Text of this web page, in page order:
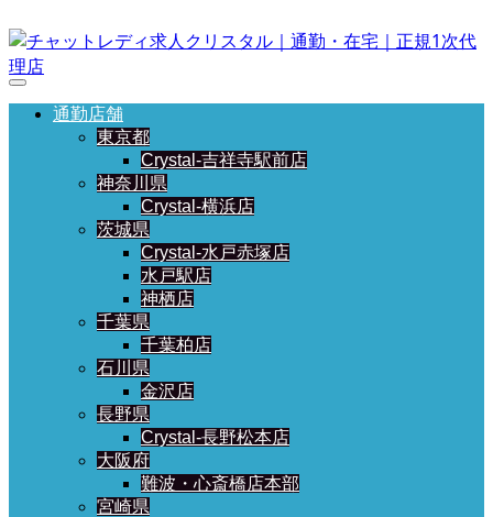
通勤店舗
東京都
Crystal-吉祥寺駅前店
神奈川県
Crystal-横浜店
茨城県
Crystal-水戸赤塚店
水戸駅店
神栖店
千葉県
千葉柏店
石川県
金沢店
長野県
Crystal-長野松本店
大阪府
難波・心斎橋店本部
宮崎県